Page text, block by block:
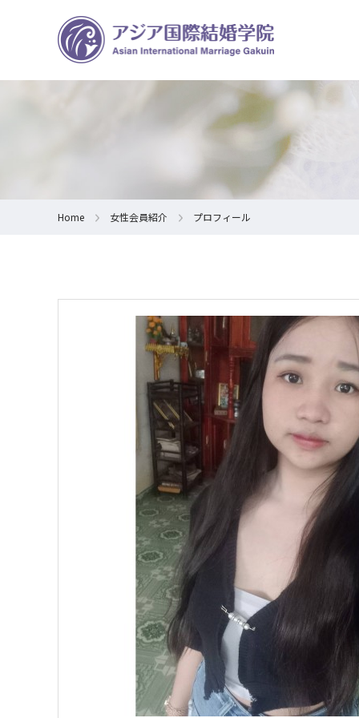
Home 女性会員紹介 プロフィール